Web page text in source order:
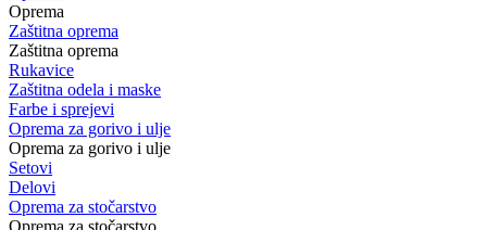
Oprema
Zaštitna oprema
Zaštitna oprema
Rukavice
Zaštitna odela i maske
Farbe i sprejevi
Oprema za gorivo i ulje
Oprema za gorivo i ulje
Setovi
Delovi
Oprema za stočarstvo
Oprema za stočarstvo